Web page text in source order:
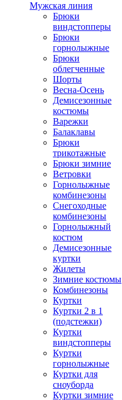
Мужская линия
Брюки
виндстопперы
Брюки
горнолыжные
Брюки
облегченные
Шорты
Весна-Осень
Демисезонные
костюмы
Варежки
Балаклавы
Брюки
трикотажные
Брюки зимние
Ветровки
Горнолыжные
комбинезоны
Снегоходные
комбинезоны
Горнолыжный
костюм
Демисезонные
куртки
Жилеты
Зимние костюмы
Комбинезоны
Куртки
Куртки 2 в 1
(подстежки)
Куртки
виндстопперы
Куртки
горнолыжные
Куртки для
сноуборда
Куртки зимние